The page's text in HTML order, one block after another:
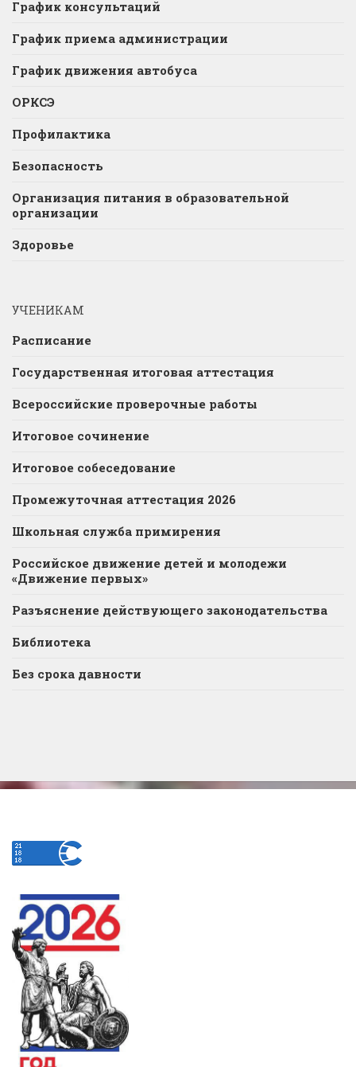
График консультаций
График приема администрации
График движения автобуса
ОРКСЭ
Профилактика
Безопасность
Организация питания в образовательной
организации
Здоровье
УЧЕНИКАМ
Расписание
Государственная итоговая аттестация
Всероссийские проверочные работы
Итоговое сочинение
Итоговое собеседование
Промежуточная аттестация 2026
Школьная служба примирения
Российское движение детей и молодежи
«Движение первых»
Разъяснение действующего законодательства
Библиотека
Без срока давности